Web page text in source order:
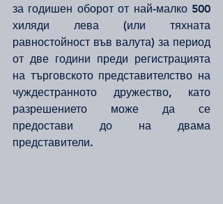
за годишен оборот от най-малко 500
хиляди лева (или тяхната
равностойност във валута) за период
от две години преди регистрацията
на търговското представителство на
чуждестранното дружество, като
разрешението може да се
предостави до на двама
представители.